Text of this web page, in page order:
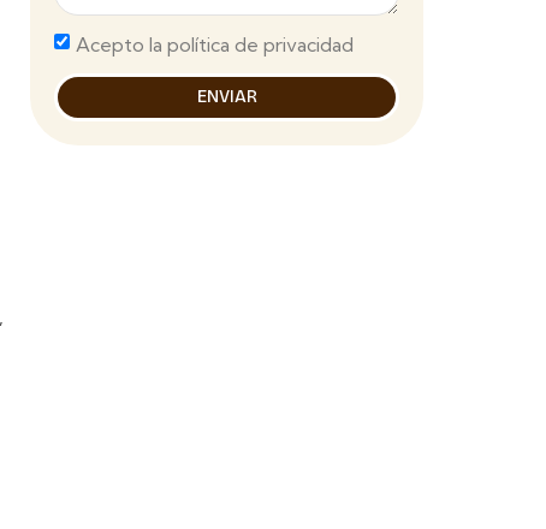
Acepto la política de privacidad
ENVIAR